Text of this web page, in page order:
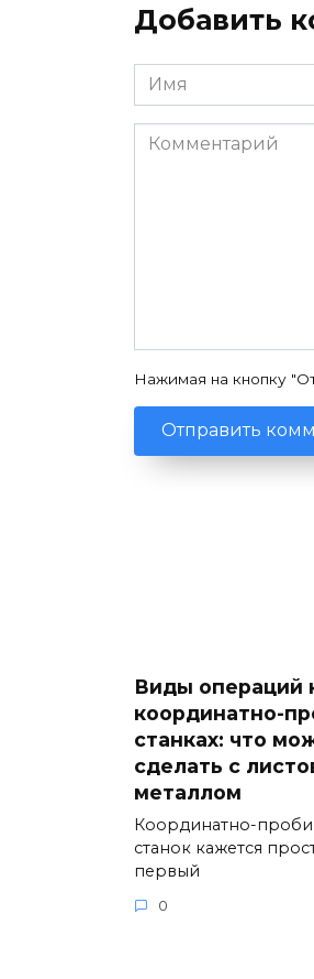
Добавить
Имя
*
Комментарий
Нажимая на кнопку
Виды операций
координатно-
станках: что
сделать с
металлом
Координатно-
станок кажется
первый
0